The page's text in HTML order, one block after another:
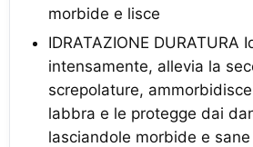
morbide e lisce
IDRATAZIONE DURATURA
intensamente, allevia la
screpolature,
labbra e le protegge dai
lasciandole morbide e